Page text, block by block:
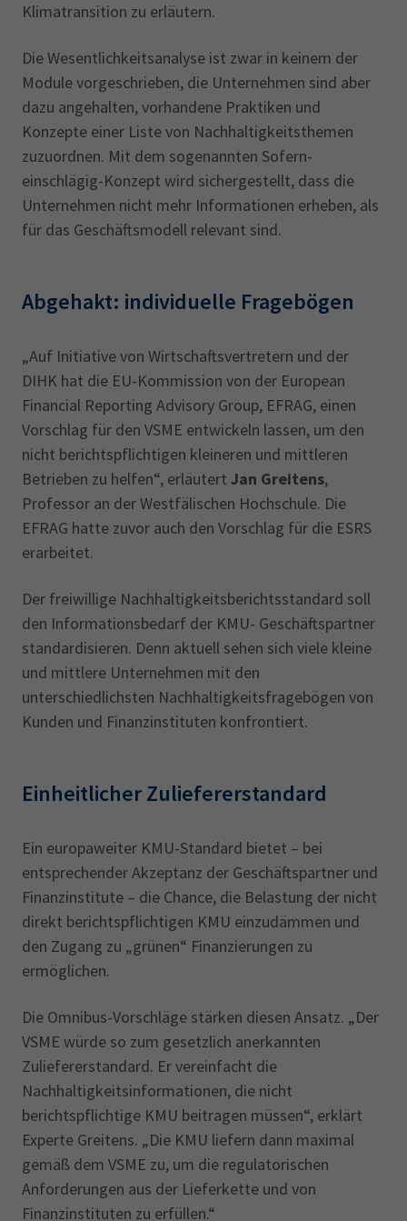
Klimatransition zu erläutern.
Die Wesentlichkeitsanalyse ist zwar in keinem der
Module vorgeschrieben, die Unternehmen sind aber
dazu angehalten, vorhandene Praktiken und
Konzepte einer Liste von Nachhaltigkeitsthemen
zuzuordnen. Mit dem sogenannten Sofern-
einschlägig-Konzept wird sichergestellt, dass die
Unternehmen nicht mehr Informationen erheben, als
für das Geschäftsmodell relevant sind.
Abgehakt: individuelle Fragebögen
„Auf Initiative von Wirtschaftsvertretern und der
DIHK hat die EU-Kommission von der European
Financial Reporting Advisory Group, EFRAG, einen
Vorschlag für den VSME entwickeln lassen, um den
nicht berichtspflichtigen kleineren und mittleren
Betrieben zu helfen“, erläutert Jan Greitens,
Professor an der Westfälischen Hochschule. Die
EFRAG hatte zuvor auch den Vorschlag für die ESRS
erarbeitet.
Der freiwillige Nachhaltigkeitsberichtsstandard soll
den Informationsbedarf der KMU- Geschäftspartner
standardisieren. Denn aktuell sehen sich viele kleine
und mittlere Unternehmen mit den
unterschiedlichsten Nachhaltigkeitsfragebögen von
Kunden und Finanzinstituten konfrontiert.
Einheitlicher Zuliefererstandard
Ein europaweiter KMU-Standard bietet – bei
entsprechender Akzeptanz der Geschäftspartner und
Finanzinstitute – die Chance, die Belastung der nicht
direkt berichtspflichtigen KMU einzudämmen und
den Zugang zu „grünen“ Finanzierungen zu
ermöglichen.
Die Omnibus-Vorschläge stärken diesen Ansatz. „Der
VSME würde so zum gesetzlich anerkannten
Zuliefererstandard. Er vereinfacht die
Nachhaltigkeitsinformationen, die nicht
berichtspflichtige KMU beitragen müssen“, erklärt
Experte Greitens. „Die KMU liefern dann maximal
gemäß dem VSME zu, um die regulatorischen
Anforderungen aus der Lieferkette und von
Finanzinstituten zu erfüllen.“